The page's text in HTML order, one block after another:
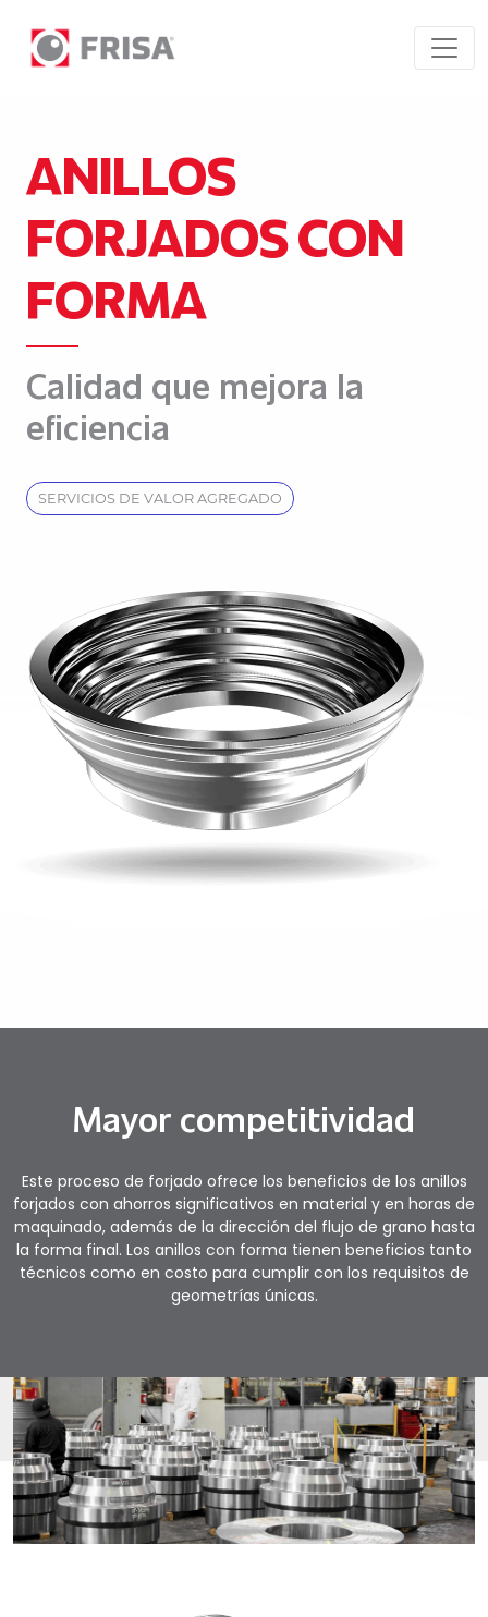
ANILLOS
FORJADOS CON
FORMA
Calidad que mejora la
eficiencia
SERVICIOS DE VALOR AGREGADO
Mayor competitividad
Este proceso de forjado ofrece los beneficios de los anillos
forjados con ahorros significativos en material y en horas de
maquinado, además de la dirección del flujo de grano hasta
la forma final. Los anillos con forma tienen beneficios tanto
técnicos como en costo para cumplir con los requisitos de
geometrías únicas.